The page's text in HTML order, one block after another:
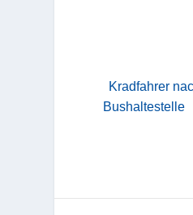
Kradfahrer
Bushaltestelle